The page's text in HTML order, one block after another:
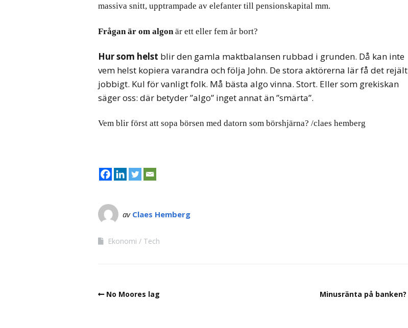
massiva snitt, upptrampade av elefanter till pensionskapital mm.
Frågan är om algon är ett eller fem år bort?
Hur som helst blir den gamla maktbalansen rubbad i grunden. Då kan inte
vem helst kopiera varandra och följa John. De stora aktörerna lär få det rejält
jobbigt. Kul för vanligt folk. Må bästa algo vinna. Stort. Eller som grekiskan
säger oss: där betyder ”algo” inget annat än ”smärta”.
Vem blir först att sopa börsen med datorn som börshjärna? /claes hemberg
av Claes Hemberg
Ekonomi Tech
No Moores lag Minusränta på banken?